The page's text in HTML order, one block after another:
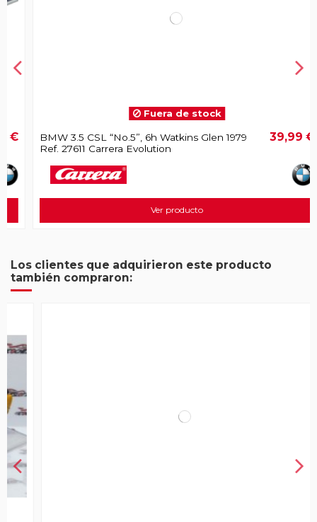
Fuera de stock
BMW 3.5 CSL “No.5”, 6h Watkins Glen 1979
Ref. 27611 Carrera Evolution
39,99 €
Ver producto
Los clientes que adquirieron este producto
también compraron: